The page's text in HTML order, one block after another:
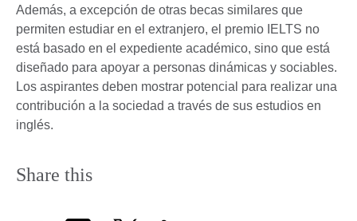
Además, a excepción de otras becas similares que
permiten estudiar en el extranjero, el premio IELTS no
está basado en el expediente académico, sino que está
diseñado para apoyar a personas dinámicas y sociables.
Los aspirantes deben mostrar potencial para realizar una
contribución a la sociedad a través de sus estudios en
inglés.
Share this